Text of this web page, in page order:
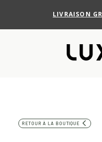
LIVRAISON
RETOUR À LA BOUTIQUE